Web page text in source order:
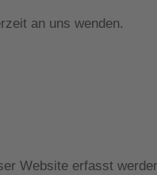
an uns wenden.
Website erfasst